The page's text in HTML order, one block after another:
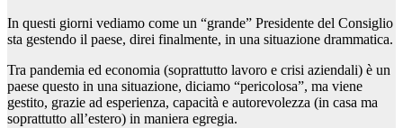
In questi giorni vediamo come un “grande” Presidente del Consiglio
sta gestendo il paese, direi finalmente, in una situazione drammatica.
Tra pandemia ed economia (soprattutto lavoro e crisi aziendali) è un
paese questo in una situazione, diciamo “pericolosa”, ma viene
gestito, grazie ad esperienza, capacità e autorevolezza (in casa ma
soprattutto all’estero) in maniera egregia.